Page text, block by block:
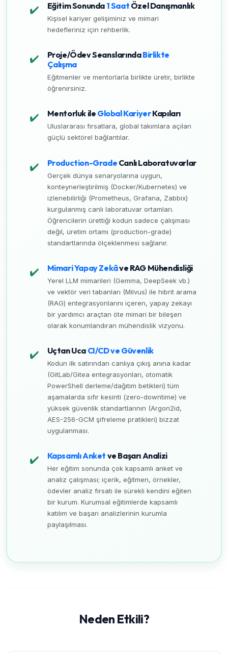
✔️ Eğitim Sonunda 1 Saat Özel Danışmanlık
Kişisel kariyer gelişiminiz ve mimari
hedefleriniz için rehberlik.
✔️ Proje/Ödev SeanslarındaBirlikte
Çalışma
Eğitmenler ve mentorlarla birlikte üretir, birlikte
öğrenirsiniz.
✔️ Mentorluk ile Global KariyerKapıları
Uluslararası fırsatlara, global takımlara açılan
güçlü sektörel bağlantılar.
✔️ Production-Grade Canlı Laboratuvarlar
Gerçek dünya senaryolarına uygun,
konteynerleştirilmiş (Docker/Kubernetes) ve
izlenebilirliği (Prometheus, Grafana, Zabbix)
kurgulanmış canlı laboratuvar ortamları.
Öğrencilerin ürettiği kodun sadece çalışması
değil, üretim ortamı (production-grade)
standartlarında ölçeklenmesi sağlanır.
✔️ Mimari Yapay Zekâve RAG Mühendisliği
Yerel LLM mimarileri (Gemma, DeepSeek vb.)
ve vektör veri tabanları (Milvus) ile hibrit arama
(RAG) entegrasyonlarını içeren, yapay zekayı
bir yardımcı araçtan öte mimari bir bileşen
olarak konumlandıran mühendislik vizyonu.
✔️ Uçtan Uca CI/CD ve Güvenlik
Kodun ilk satırından canlıya çıkış anına kadar
(GitLab/Gitea entegrasyonları, otomatik
PowerShell derleme/dağıtım betikleri) tüm
aşamalarda sıfır kesinti (zero-downtime) ve
yüksek güvenlik standartlarının (Argon2id,
AES-256-GCM şifreleme pratikleri) bizzat
uygulanması.
✔️ Kapsamlı Anket ve Başarı Analizi
Her eğitim sonunda çok kapsamlı anket ve
analiz çalışması; içerik, eğitmen, örnekler,
ödevler analiz fırsatı ile sürekli kendini eğiten
bir kurum. Kurumsal eğitimlerde kapsamlı
katılım ve başarı analizlerinin kurumla
paylaşılması.
Neden Etkili?